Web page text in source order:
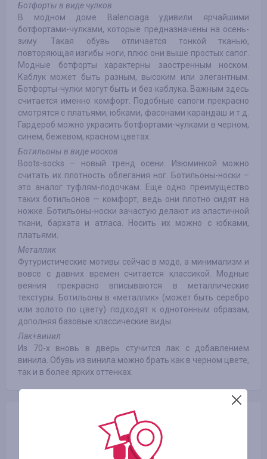
Ботфорты в виде чулков
В модном доме Balenciaga удивили ярчайшими
ботфортами-чулками, которые предназначены на осень-
зиму. Такая обувь отличается тонкой тканью,
повторяющая изгибы ноги, плюс они выше простых сапог.
Модные ботфорты характерны заостренным носком.
Каблук может быть разным, высоким или элегантным.
Ботфорты-чулки могут быть и без каблука. Важным здесь
считается именно комфорт. Подобные сапоги прекрасно
смотрятся с платьями, юбками, фасонами карандаш и т.д.
Гардероб можно украсить ботфортами-чулками в черном,
синем, бежевом, красном цветах.
Ботильоны в виде носков
Boots-socks – новый тренд осени. Изюминкой можно
считать их плотность облегания ног. Ботильоны-носки –
это аналог туфлям-лодочкам. Еще одно преимущество
таких ботильонов — комфорт, ведь они плотно сидят на
ножке. Ботильоны-носки зачастую делают из эластичной
ткани, бархата и атласа. Носить их можно с юбками,
платьями.
Металлик
Футуристические мотивы сейчас в моде, а минимализм и
вовсе с давних времен считается классикой. Модные
веяния прекрасно вписываются в металлические
текстуры. Ботильоны в «металлик» (может быть серебро
или золото по цвету) подходят к однотонным образам,
дополняя базовые классические виды.
Лак+винил
Из 70-х вновь в дверь стучится лак с добавлением
винила. Обувь из винила можно брать как в черном цвете,
так и в более ярких оттенках.